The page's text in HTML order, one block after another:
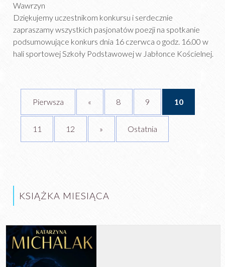
Wawrzyn
Dziękujemy uczestnikom konkursu i serdecznie
zapraszamy wszystkich pasjonatów poezji na spotkanie
podsumowujące konkurs dnia 16 czerwca o godz. 16.00 w
hali sportowej Szkoły Podstawowej w Jabłonce Kościelnej.
Pierwsza « 8 9 10
11 12 » Ostatnia
KSIĄŻKA MIESIĄCA